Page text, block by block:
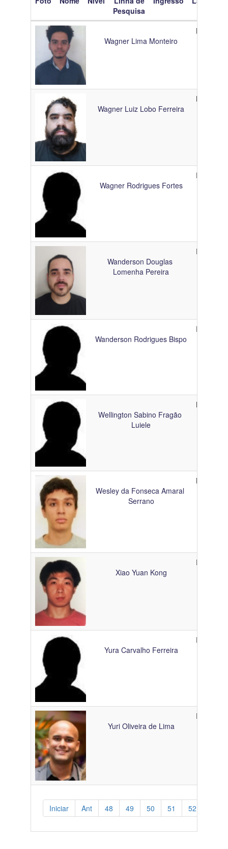
Limpar filtros
Nível
Nome
Pesquisa
Ingresso
Pesquisa
Iniciar Ant 48 49 50 51 52
Wagner Lima Monteiro
Wagner Luiz Lobo Ferreira
Wagner Rodrigues Fortes
Wanderson Douglas
Lomenha Pereira
Wanderson Rodrigues Bispo
Wellington Sabino Fragão
Luiele
Wesley da Fonseca Amaral
Serrano
Xiao Yuan Kong
Yura Carvalho Ferreira
Yuri Oliveira de Lima